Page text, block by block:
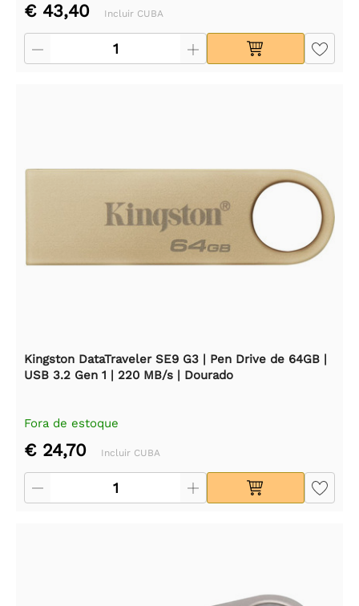
€ 43,40 Incluir CUBA
Kingston DataTraveler SE9 G3 | Pen Drive de 64GB |
USB 3.2 Gen 1 | 220 MB/s | Dourado
Fora de estoque
€ 24,70 Incluir CUBA